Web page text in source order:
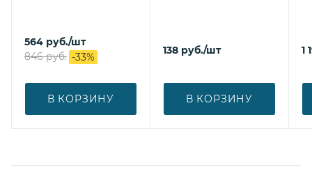
564 руб./шт
846руб. -33%
В КОРЗИНУ
138 руб./шт
В КОРЗИНУ
1